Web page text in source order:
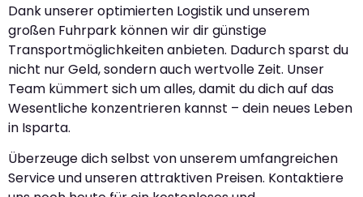
Dank unserer optimierten Logistik und unserem
großen Fuhrpark können wir dir günstige
Transportmöglichkeiten anbieten. Dadurch sparst du
nicht nur Geld, sondern auch wertvolle Zeit. Unser
Team kümmert sich um alles, damit du dich auf das
Wesentliche konzentrieren kannst – dein neues Leben
in Isparta.
Überzeuge dich selbst von unserem umfangreichen
Service und unseren attraktiven Preisen. Kontaktiere